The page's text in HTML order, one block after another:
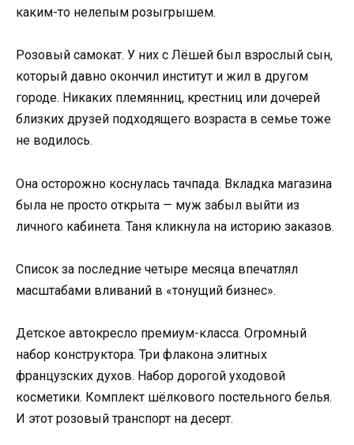
каким-то нелепым розыгрышем.
Розовый самокат. У них с Лёшей был взрослый сын,
который давно окончил институт и жил в другом
городе. Никаких племянниц, крестниц или дочерей
близких друзей подходящего возраста в семье тоже
не водилось.
Она осторожно коснулась тачпада. Вкладка магазина
была не просто открыта — муж забыл выйти из
личного кабинета. Таня кликнула на историю заказов.
Список за последние четыре месяца впечатлял
масштабами вливаний в «тонущий бизнес».
Детское автокресло премиум-класса. Огромный
набор конструктора. Три флакона элитных
французских духов. Набор дорогой уходовой
косметики. Комплект шёлкового постельного белья.
И этот розовый транспорт на десерт.